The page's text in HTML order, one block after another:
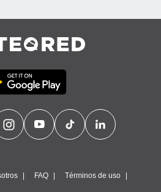
FAQ Términos de uso